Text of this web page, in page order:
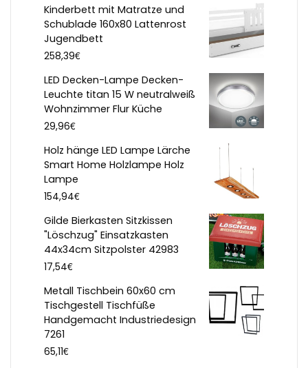
Kinderbett mit Matratze und
Schublade 160x80 Lattenrost
Jugendbett
258,39€
LED Decken-Lampe Decken-
Leuchte titan 15 W neutralweiß
Wohnzimmer Flur Küche
29,96€
Holz hänge LED Lampe Lärche
Smart Home Holzlampe Holz
Lampe
154,94€
Gilde Bierkasten Sitzkissen
"Löschzug" Einsatzkasten
44x34cm Sitzpolster 42983
17,54€
Metall Tischbein 60x60 cm
Tischgestell Tischfüße
Handgemacht Industriedesign
7261
65,11€